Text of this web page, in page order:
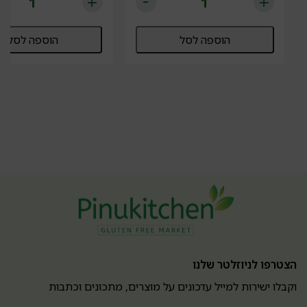
הוספה לסל הוספה לסל
הצטרפו לניוזלטר שלנו
וקבלו ישירות למייל עדכונים על מוצרים, מתכונים וכתבות